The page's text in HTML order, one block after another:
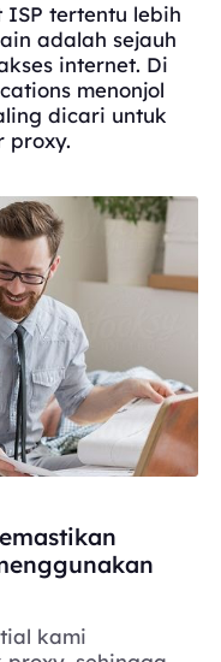
tertentu lebih
adalah sejauh
internet. Di
menonjol
dicari untuk
proxy.
kami